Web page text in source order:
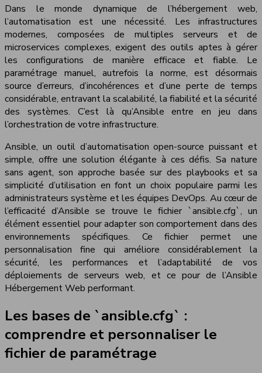
Dans le monde dynamique de l’hébergement web,
l’automatisation est une nécessité. Les infrastructures
modernes, composées de multiples serveurs et de
microservices complexes, exigent des outils aptes à gérer
les configurations de manière efficace et fiable. Le
paramétrage manuel, autrefois la norme, est désormais
source d’erreurs, d’incohérences et d’une perte de temps
considérable, entravant la scalabilité, la fiabilité et la sécurité
des systèmes. C’est là qu’Ansible entre en jeu dans
l’orchestration de votre infrastructure.
Ansible, un outil d’automatisation open-source puissant et
simple, offre une solution élégante à ces défis. Sa nature
sans agent, son approche basée sur des playbooks et sa
simplicité d’utilisation en font un choix populaire parmi les
administrateurs système et les équipes DevOps. Au cœur de
l’efficacité d’Ansible se trouve le fichier `ansible.cfg`, un
élément essentiel pour adapter son comportement dans des
environnements spécifiques. Ce fichier permet une
personnalisation fine qui améliore considérablement la
sécurité, les performances et l’adaptabilité de vos
déploiements de serveurs web, et ce pour de l’Ansible
Hébergement Web performant.
Les bases de `ansible.cfg` :
comprendre et personnaliser le
fichier de paramétrage